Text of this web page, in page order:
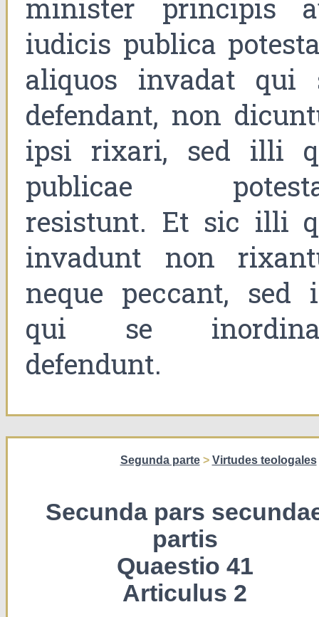
minister principis
iudicis publica
aliquos invadat qui
defendant, non
ipsi rixari, sed illi
publicae
resistunt. Et sic illi
invadunt non
neque peccant, sed
qui se
defendunt.
Segunda parte> Virtudes teologales
Secunda pars
partis
Quaestio 41
Articulus 2